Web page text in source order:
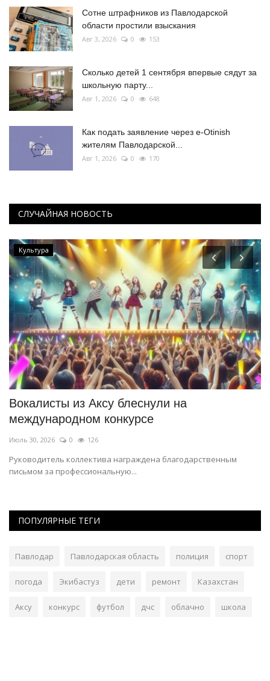
Сотне штрафников из Павлодарской
области простили взыскания
Авг 3, 2026 0 153
Сколько детей 1 сентября впервые сядут за
школьную парту...
Авг 1, 2026 0 648
Как подать заявление через e-Otinish
жителям Павлодарской...
Авг 1, 2026 0 170
СЛУЧАЙНАЯ НОВОСТЬ
Культура
Вокалисты из Аксу блеснули на
международном конкурсе
Июль 30, 2026 0 126
Руководитель коллектива награждена благодарственным
письмом за профессиональную...
ПОПУЛЯРНЫЕ ТЕГИ
Павлодар Павлодарская область полиция спорт
погода Экибастуз дети ремонт Казахстан
Аксу конкурс футбол дчс облачно школа